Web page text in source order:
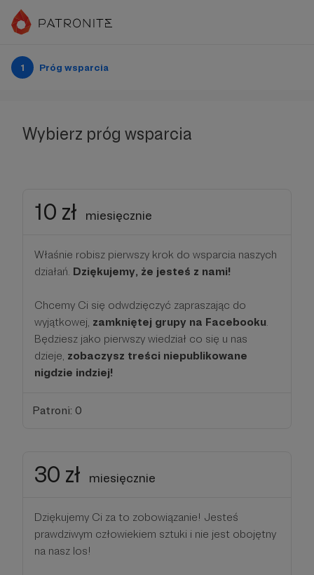
1 Próg wsparcia
Wybierz próg wsparcia
10 zł miesięcznie
Właśnie robisz pierwszy krok do wsparcia naszych
działań. Dziękujemy, że jesteś z nami!
Chcemy Ci się odwdzięczyć zapraszając do
wyjątkowej, zamkniętej grupy na Facebooku.
Będziesz jako pierwszy wiedział co się u nas
dzieje, zobaczysz treści niepublikowane
nigdzie indziej!
Patroni: 0
30 zł miesięcznie
Dziękujemy Ci za to zobowiązanie! Jesteś
prawdziwym człowiekiem sztuki i nie jest obojętny
na nasz los!